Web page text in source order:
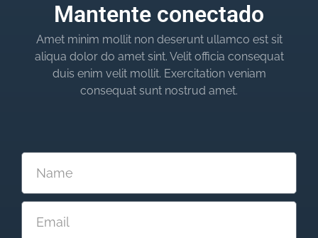
Mantente conectado
Amet minim mollit non deserunt ullamco est sit
aliqua dolor do amet sint. Velit officia consequat
duis enim velit mollit. Exercitation veniam
consequat sunt nostrud amet.